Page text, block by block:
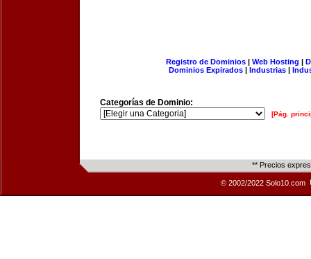
Registro de Dominios| Web Hosting |
Dominios Expirados | Industrias |
Categorías de Dominio:
[Pág.
** Precios
© 2002/2022 Solo10.com